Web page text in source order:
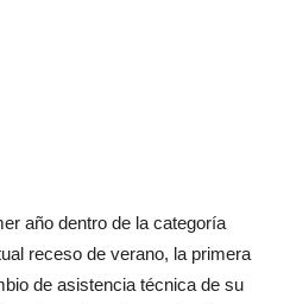
año dentro de la categoría
receso de verano, la primera
de asistencia técnica de su